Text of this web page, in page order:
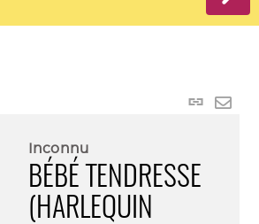
Lien
Inconnu
BÉBÉ TENDRESSE
(HARLEQUIN